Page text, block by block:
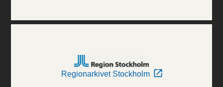
Regionarkivet Stockholm